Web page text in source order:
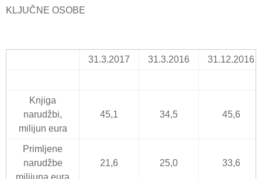
KLJUČNE OSOBE
31.3.2017 31.3.2016 31.12.2016
Knjiga
narudžbi,
milijun eura
45,1 34,5 45,6
Primljene
narudžbe
milijuna eura
21,6 25,0 33,6